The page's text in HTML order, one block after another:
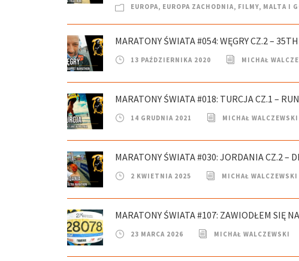
EUROPA, EUROPA ZACHODNIA, FILMY, MALTA I
MARATONY ŚWIATA #054: WĘGRY CZ.2 –
13 PAŹDZIERNIKA 2020 MICHAŁ
MARATONY ŚWIATA #018: TURCJA CZ.1 –
14 GRUDNIA 2021 MICHAŁ WALCZEWSKI
MARATONY ŚWIATA #030: JORDANIA CZ.2 –
2 KWIETNIA 2025 MICHAŁ WALCZEWSKI
MARATONY ŚWIATA #107: ZAWIODŁEM SIĘ
23 MARCA 2026 MICHAŁ WALCZEWSKI